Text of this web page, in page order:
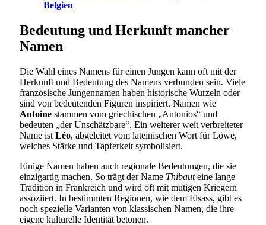
Belgien
Bedeutung und Herkunft mancher
Namen
Die Wahl eines Namens für einen Jungen kann oft mit der
Herkunft und Bedeutung des Namens verbunden sein. Viele
französische Jungennamen haben historische Wurzeln oder
sind von bedeutenden Figuren inspiriert. Namen wie
Antoine stammen vom griechischen „Antonios“ und
bedeuten „der Unschätzbare“. Ein weiterer weit verbreiteter
Name ist Léo, abgeleitet vom lateinischen Wort für Löwe,
welches Stärke und Tapferkeit symbolisiert.
Einige Namen haben auch regionale Bedeutungen, die sie
einzigartig machen. So trägt der Name Thibauteine lange
Tradition in Frankreich und wird oft mit mutigen Kriegern
assoziiert. In bestimmten Regionen, wie dem Elsass, gibt es
noch spezielle Varianten von klassischen Namen, die ihre
eigene kulturelle Identität betonen.